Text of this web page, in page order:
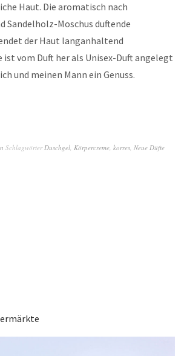
Haut. Die aromatisch nach
Sandelholz-Moschus duftende
der Haut langanhaltend
ist vom Duft her als Unisex-Duft angelegt
und meinen Mann ein Genuss.
SchlagwörterDuschgel, Körpercreme, korres, Neue Düfte